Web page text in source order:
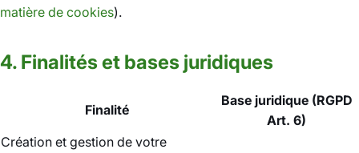
matière de cookies).
4. Finalités et bases juridiques
Finalité
Base juridique (RGPD
Art. 6)
Création et gestion de votre